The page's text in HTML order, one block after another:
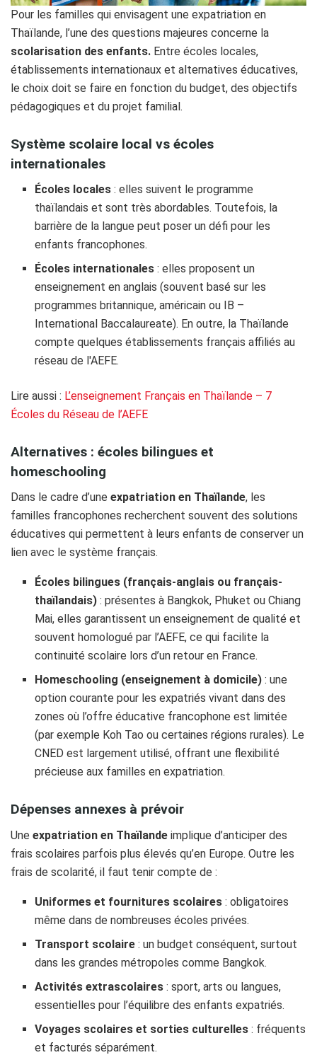
Pour les familles qui envisagent une expatriation en
Thaïlande, l’une des questions majeures concerne la
scolarisation des enfants. Entre écoles locales,
établissements internationaux et alternatives éducatives,
le choix doit se faire en fonction du budget, des objectifs
pédagogiques et du projet familial.
Système scolaire local vs écoles
internationales
Écoles locales : elles suivent le programme
thaïlandais et sont très abordables. Toutefois, la
barrière de la langue peut poser un défi pour les
enfants francophones.
Écoles internationales : elles proposent un
enseignement en anglais (souvent basé sur les
programmes britannique, américain ou IB –
International Baccalaureate). En outre, la Thaïlande
compte quelques établissements français affiliés au
réseau de l'AEFE.
Lire aussi : L’enseignement Français en Thaïlande – 7
Écoles du Réseau de l’AEFE
Alternatives : écoles bilingues et
homeschooling
Dans le cadre d’une expatriation en Thaïlande, les
familles francophones recherchent souvent des solutions
éducatives qui permettent à leurs enfants de conserver un
lien avec le système français.
Écoles bilingues (français-anglais ou français-
thaïlandais) : présentes à Bangkok, Phuket ou Chiang
Mai, elles garantissent un enseignement de qualité et
souvent homologué par l’AEFE, ce qui facilite la
continuité scolaire lors d’un retour en France.
Homeschooling (enseignement à domicile) : une
option courante pour les expatriés vivant dans des
zones où l’offre éducative francophone est limitée
(par exemple Koh Tao ou certaines régions rurales). Le
CNED est largement utilisé, offrant une flexibilité
précieuse aux familles en expatriation.
Dépenses annexes à prévoir
Une expatriation en Thaïlande implique d’anticiper des
frais scolaires parfois plus élevés qu’en Europe. Outre les
frais de scolarité, il faut tenir compte de :
Uniformes et fournitures scolaires : obligatoires
même dans de nombreuses écoles privées.
Transport scolaire : un budget conséquent, surtout
dans les grandes métropoles comme Bangkok.
Activités extrascolaires : sport, arts ou langues,
essentielles pour l’équilibre des enfants expatriés.
Voyages scolaires et sorties culturelles : fréquents
et facturés séparément.